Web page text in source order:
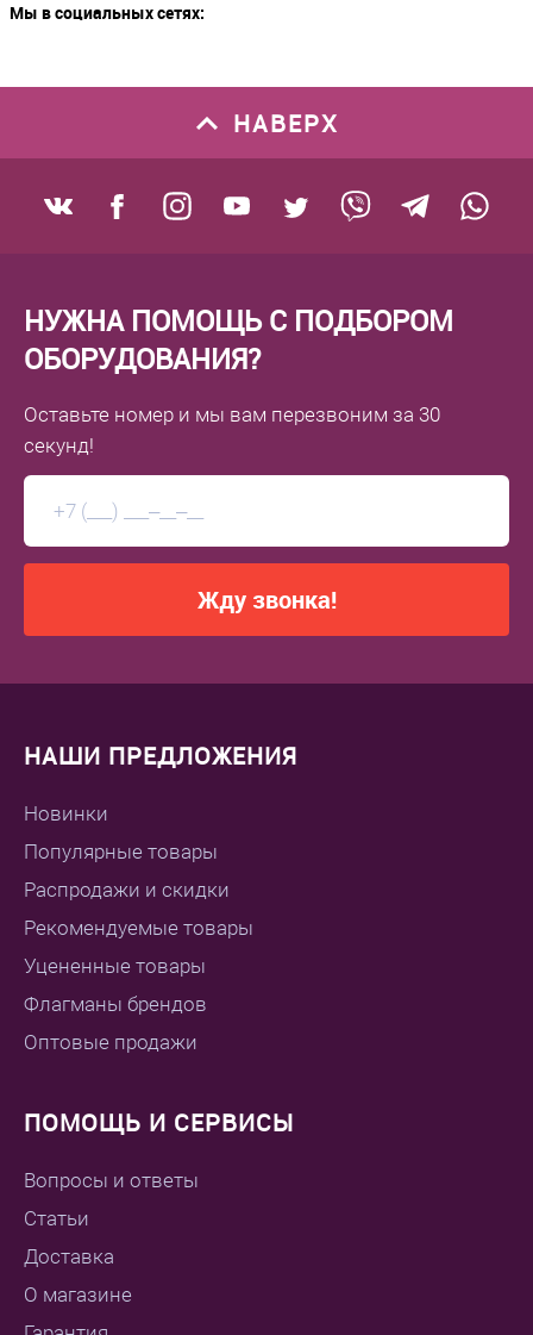
Мы в социальных сетях:
НАВЕРХ
НУЖНА ПОМОЩЬ С ПОДБОРОМ
ОБОРУДОВАНИЯ?
Оставьте номер и мы вам перезвоним за 30
секунд!
Жду звонка!
НАШИ ПРЕДЛОЖЕНИЯ
Новинки
Популярные товары
Распродажи и скидки
Рекомендуемые товары
Уцененные товары
Флагманы брендов
Оптовые продажи
ПОМОЩЬ И СЕРВИСЫ
Вопросы и ответы
Статьи
Доставка
О магазине